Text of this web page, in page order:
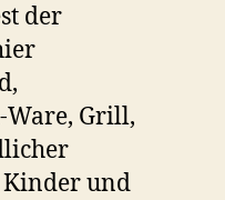
der
Ware, Grill,
Kinder und